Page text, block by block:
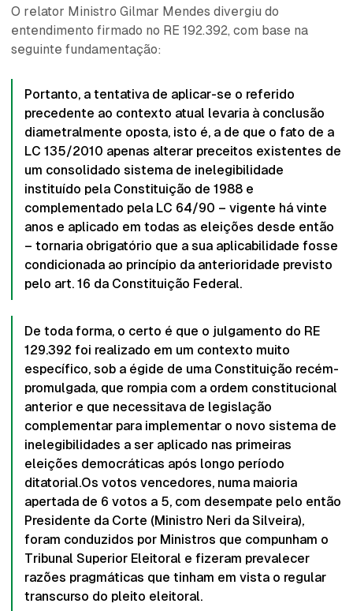
O relator Ministro Gilmar Mendes divergiu do
entendimento firmado no RE 192.392, com base na
seguinte fundamentação:
Portanto, a tentativa de aplicar-se o referido
precedente ao contexto atual levaria à conclusão
diametralmente oposta, isto é, a de que o fato de a
LC 135/2010 apenas alterar preceitos existentes de
um consolidado sistema de inelegibilidade
instituído pela Constituição de 1988 e
complementado pela LC 64/90 – vigente há vinte
anos e aplicado em todas as eleições desde então
– tornaria obrigatório que a sua aplicabilidade fosse
condicionada ao princípio da anterioridade previsto
pelo art. 16 da Constituição Federal.
De toda forma, o certo é que o julgamento do RE
129.392 foi realizado em um contexto muito
específico, sob a égide de uma Constituição recém-
promulgada, que rompia com a ordem constitucional
anterior e que necessitava de legislação
complementar para implementar o novo sistema de
inelegibilidades a ser aplicado nas primeiras
eleições democráticas após longo período
ditatorial.Os votos vencedores, numa maioria
apertada de 6 votos a 5, com desempate pelo então
Presidente da Corte (Ministro Neri da Silveira),
foram conduzidos por Ministros que compunham o
Tribunal Superior Eleitoral e fizeram prevalecer
razões pragmáticas que tinham em vista o regular
transcurso do pleito eleitoral.